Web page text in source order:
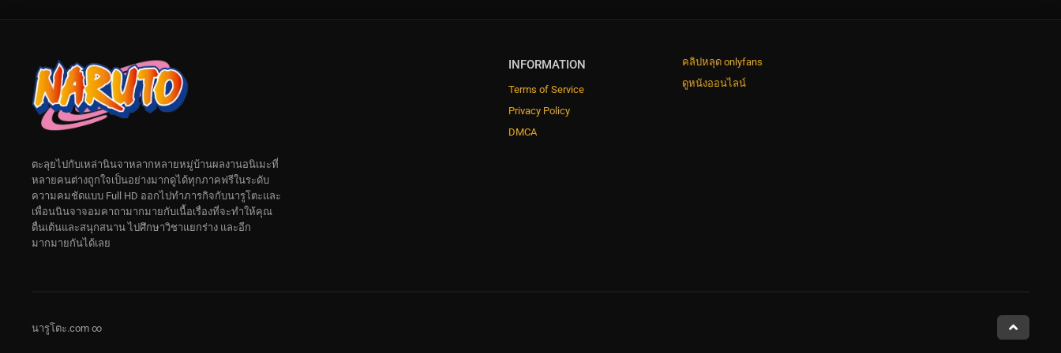
INFORMATION
Terms of Service
Privacy Policy
DMCA
คลิปหลุด onlyfans
ดูหนังออนไลน์
ตะลุยไปกับเหล่านินจาหลากหลายหมู่บ้านผลงานอนิเมะที่
หลายคนต่างถูกใจเป็นอย่างมากดูได้ทุกภาคฟรีในระดับ
ความคมชัดแบบ Full HD ออกไปทำภารกิจกับนารูโตะและ
เพื่อนนินจาจอมคาถามากมายกับเนื้อเรื่องที่จะทำให้คุณ
ตื่นเต้นและสนุกสนาน ไปศึกษาวิชาแยกร่าง และอีก
มากมายกันได้เลย
นารูโตะ.com ∞